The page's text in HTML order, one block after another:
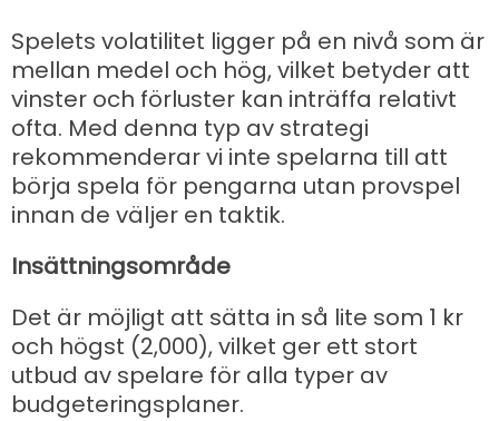
Spelets volatilitet ligger på en nivå som är
mellan medel och hög, vilket betyder att
vinster och förluster kan inträffa relativt
ofta. Med denna typ av strategi
rekommenderar vi inte spelarna till att
börja spela för pengarna utan provspel
innan de väljer en taktik.
Insättningsområde
Det är möjligt att sätta in så lite som 1 kr
och högst (2,000), vilket ger ett stort
utbud av spelare för alla typer av
budgeteringsplaner.